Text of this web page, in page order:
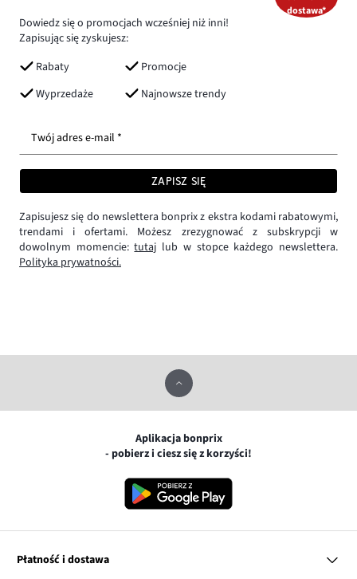
Dowiedz się o promocjach wcześniej niż inni!
Zapisując się zyskujesz:
Rabaty
Promocje
Wyprzedaże
Najnowsze trendy
dostawa*
Twój adres e-mail *
ZAPISZ SIĘ
Zapisujesz się do newslettera bonprix z ekstra kodami rabatowymi,
trendami i ofertami. Możesz zrezygnować z subskrypcji w
dowolnym momencie:tutaj lub w stopce każdego newslettera.
Polityka prywatności.
Aplikacja bonprix
- pobierz i ciesz się z korzyści!
Płatność i dostawa